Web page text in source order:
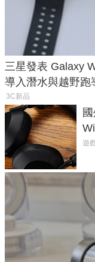
三星發表 Galaxy
導入潛水與越野跑
3C新品
飛
遊